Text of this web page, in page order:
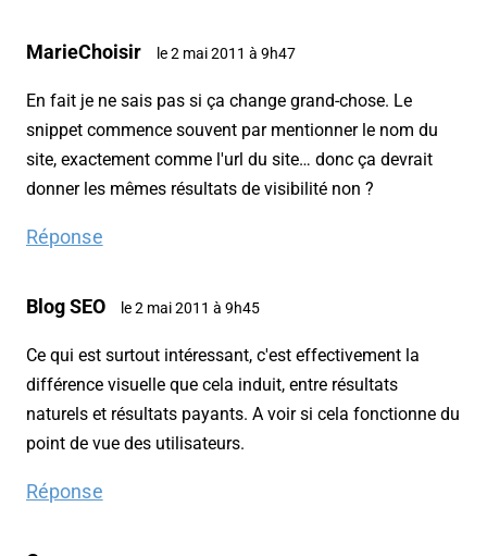
MarieChoisir le 2 mai 2011 à 9h47
En fait je ne sais pas si ça change grand-chose. Le
snippet commence souvent par mentionner le nom du
site, exactement comme l'url du site… donc ça devrait
donner les mêmes résultats de visibilité non ?
Réponse
Blog SEO le 2 mai 2011 à 9h45
Ce qui est surtout intéressant, c'est effectivement la
différence visuelle que cela induit, entre résultats
naturels et résultats payants. A voir si cela fonctionne du
point de vue des utilisateurs.
Réponse